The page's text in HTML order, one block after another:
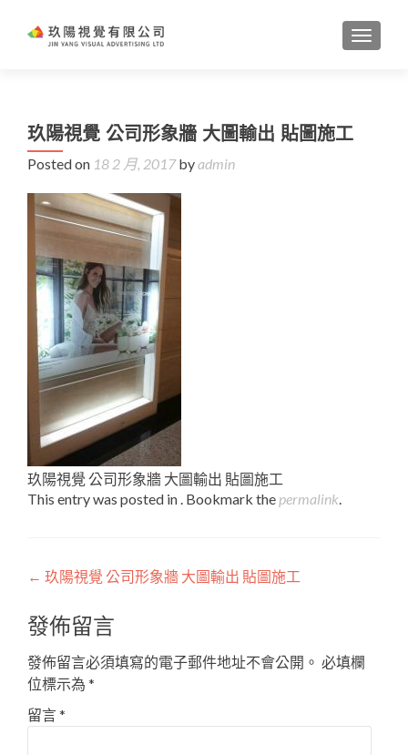
玖陽視覺 公司形象牆 大圖輸出 貼圖施工
Posted on 18 2 月, 2017byadmin
玖陽視覺 公司形象牆 大圖輸出 貼圖施工
This entry was posted in . Bookmark the permalink.
Post
navigation
← 玖陽視覺 公司形象牆 大圖輸出 貼圖施工
發佈留言
發佈留言必須填寫的電子郵件地址不會公開。 必填欄
位標示為 *
留言*